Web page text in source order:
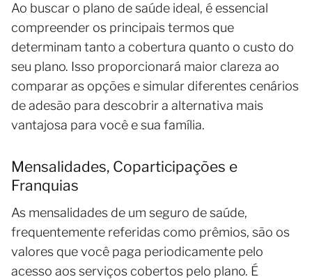
Ao buscar o plano de saúde ideal, é essencial
compreender os principais termos que
determinam tanto a cobertura quanto o custo do
seu plano. Isso proporcionará maior clareza ao
comparar as opções e simular diferentes cenários
de adesão para descobrir a alternativa mais
vantajosa para você e sua família.
Mensalidades, Coparticipações e
Franquias
As mensalidades de um seguro de saúde,
frequentemente referidas como prêmios, são os
valores que você paga periodicamente pelo
acesso aos serviços cobertos pelo plano. É